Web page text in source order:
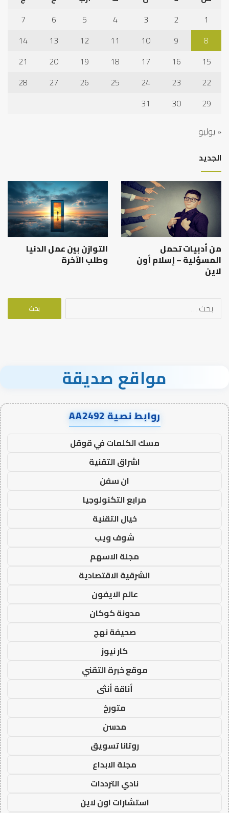
1
2
3
4
5
6
7
8
9
10
11
12
13
14
15
16
17
18
19
20
21
22
23
24
25
26
27
28
29
30
31
« يوليو
الجديد
من أدبيات تحمل
المسؤلية – إسلام أون
لاين
التوازن بين عمل الدنيا
وطلب الآخرة
البحث
مواقع صديقة
روابط نصية AA2492
مسك الكلمات في قوقل
اشراق التقنية
ان سفن
مرابع التكنولوجيا
خيال التقنية
شوف ويب
مجلة الاسهم
الشرقية الاقتصادية
عالم الايفون
مدونة كوكان
صحيفة نهج
كار نيوز
موقع خبرة التقني
أناقة أنثى
متورخ
مدسن
روتانا تسويق
مجلة الابداع
نادي الترددات
استشارات اون لاين